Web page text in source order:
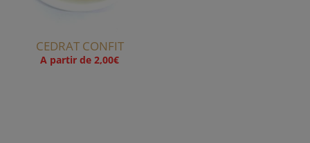
CEDRAT CONFIT
A partir de2,00€